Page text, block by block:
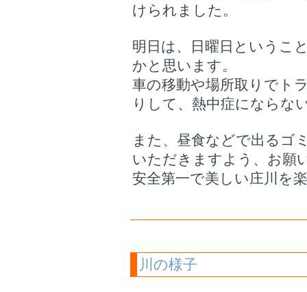
けられました。
明日は、日曜日というこ
かと思います。
車の移動や場所取りでト
りして、熱中症にならな
また、昼食などで出るゴ
いただきますよう、お願
安全第一で美しい庄川を
川の様子